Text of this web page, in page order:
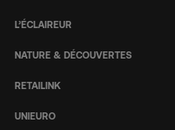
L’ÉCLAIREUR
NATURE & DÉCOUVERTES
RETAILINK
UNIEURO